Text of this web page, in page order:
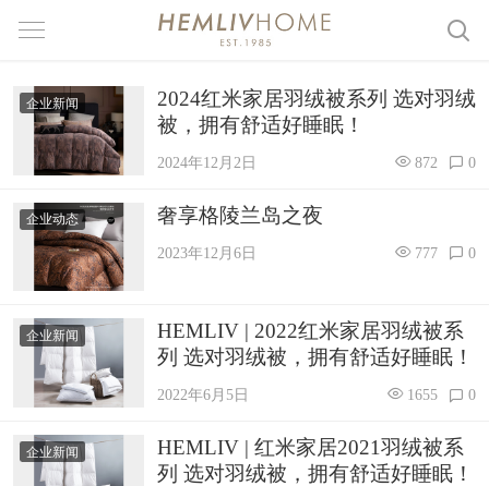
企业新闻
2024红米家居羽绒被系列 选对羽绒
被，拥有舒适好睡眠！
2024年12月2日 872 0
企业动态 奢享格陵兰岛之夜
2023年12月6日 777 0
企业新闻
HEMLIV | 2022红米家居羽绒被系
列 选对羽绒被，拥有舒适好睡眠！
2022年6月5日 1655 0
企业新闻
HEMLIV | 红米家居2021羽绒被系
列 选对羽绒被，拥有舒适好睡眠！